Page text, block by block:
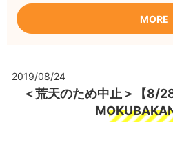
MORE
2019/08/24
＜荒天のため中止＞【8/